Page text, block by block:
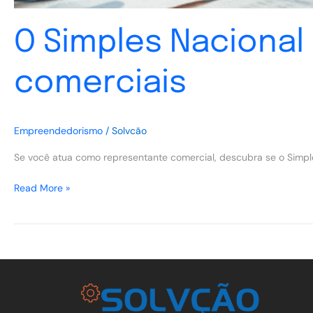
O Simples
comerciais
Empreendedorismo / Solvcão
Se você atua como representante comercial, descubra se o
Read More »